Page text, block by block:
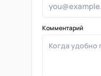
Комментарий